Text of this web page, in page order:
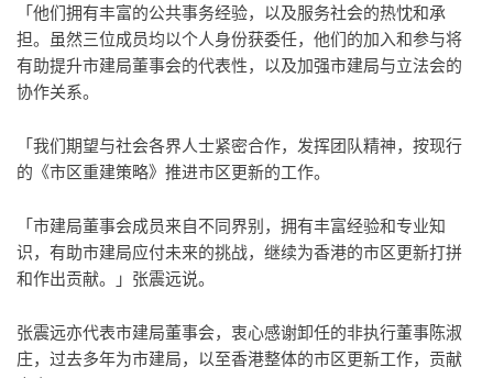
「他们拥有丰富的公共事务经验，以及服务社会的热忱和承
担。虽然三位成员均以个人身份获委任，他们的加入和参与将
有助提升市建局董事会的代表性，以及加强市建局与立法会的
协作关系。
「我们期望与社会各界人士紧密合作，发挥团队精神，按现行
的《市区重建策略》推进市区更新的工作。
「市建局董事会成员来自不同界别，拥有丰富经验和专业知
识，有助市建局应付未来的挑战，继续为香港的市区更新打拼
和作出贡献。」张震远说。
张震远亦代表市建局董事会，衷心感谢卸任的非执行董事陈淑
庄，过去多年为市建局，以至香港整体的市区更新工作，贡献